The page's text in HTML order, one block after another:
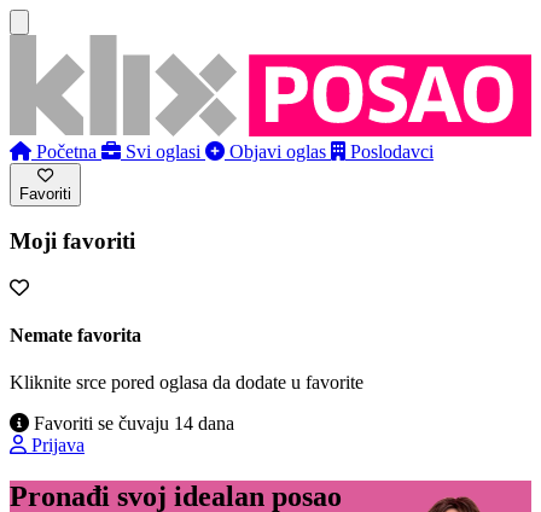
Početna Svi oglasi Objavi oglas Poslodavci
Favoriti
Moji favoriti
Nemate favorita
Kliknite srce pored oglasa da dodate u favorite
Favoriti se čuvaju 14 dana
Prijava
Pronađi svoj idealan posao